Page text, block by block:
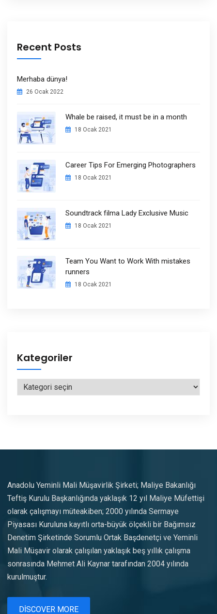
Recent Posts
Merhaba dünya!
26 Ocak 2022
Whale be raised, it must be in a month
18 Ocak 2021
Career Tips For Emerging Photographers
18 Ocak 2021
Soundtrack filma Lady Exclusive Music
18 Ocak 2021
Team You Want to Work With mistakes
runners
18 Ocak 2021
Kategoriler
Kategoriler
Anadolu Yeminli Mali Müşavirlik Şirketi; Maliye Bakanlığı
Teftiş Kurulu Başkanlığında yaklaşık 12 yıl Maliye Müfettişi
olarak çalışmayı müteakiben; 2000 yılında Sermaye
Piyasası Kuruluna kayıtlı orta-büyük ölçekli bir Bağımsız
Denetim Şirketinde Sorumlu Ortak Başdenetçi ve Yeminli
Mali Müşavir olarak çalışılan yaklaşık beş yıllık çalışma
sonrasında Mehmet Ali Kaynar tarafından 2004 yılında
kurulmuştur.
DISCOVER MORE